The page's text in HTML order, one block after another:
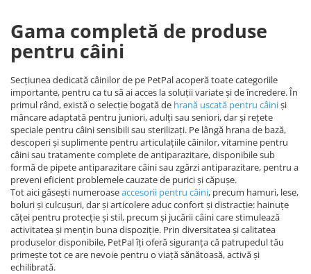
Gama completă de produse
pentru câini
Secțiunea dedicată câinilor de pe PetPal acoperă toate categoriile
importante, pentru ca tu să ai acces la soluții variate și de încredere. În
primul rând, există o selecție bogată de hrană uscată pentru câiniși
mâncare adaptată pentru juniori, adulți sau seniori, dar și rețete
speciale pentru câini sensibili sau sterilizați. Pe lângă hrana de bază,
descoperi și suplimente pentru articulațiile câinilor, vitamine pentru
câini sau tratamente complete de antiparazitare, disponibile sub
formă de pipete antiparazitare câini sau zgărzi antiparazitare, pentru a
preveni eficient problemele cauzate de purici și căpușe.
Tot aici găsești numeroaseaccesorii pentru câini, precum hamuri, lese,
boluri și culcușuri, dar și articolere aduc confort și distracție: hainuțe
căței pentru protecție și stil, precum și jucării câini care stimulează
activitatea și mențin buna dispoziție. Prin diversitatea și calitatea
produselor disponibile, PetPal îți oferă siguranța că patrupedul tău
primește tot ce are nevoie pentru o viață sănătoasă, activă și
echilibrată.